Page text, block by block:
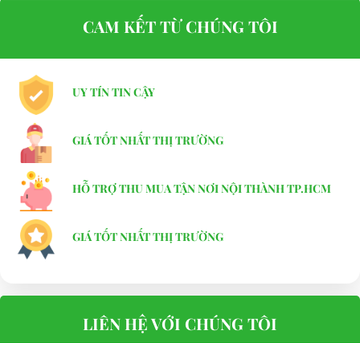
CAM KẾT TỪ CHÚNG TÔI
UY TÍN TIN CẬY
GIÁ TỐT NHẤT THỊ TRƯỜNG
HỖ TRỢ THU MUA TẬN NƠI NỘI THÀNH TP.HCM
GIÁ TỐT NHẤT THỊ TRƯỜNG
LIÊN HỆ VỚI CHÚNG TÔI